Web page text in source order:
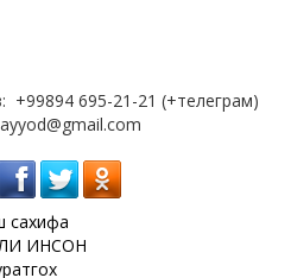
+99894 695-21-21 (+телеграм)
сахифа
ИНСОН